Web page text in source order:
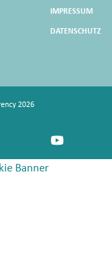
IMPRESSUM
DATENSCHUTZ
2026
youtube
Banner